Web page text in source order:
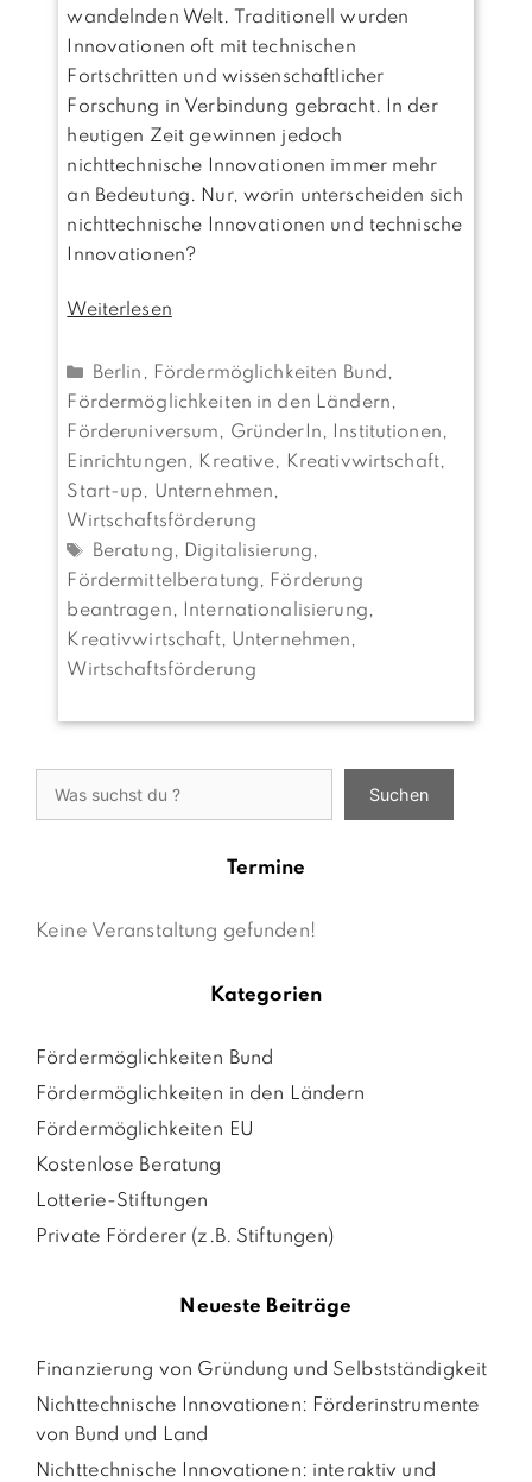
wandelnden Welt. Traditionell wurden
Innovationen oft mit technischen
Fortschritten und wissenschaftlicher
Forschung in Verbindung gebracht. In der
heutigen Zeit gewinnen jedoch
nichttechnische Innovationen immer mehr
an Bedeutung. Nur, worin unterscheiden sich
nichttechnische Innovationen und technische
Innovationen?
Weiterlesen
Kategorien
Berlin , Fördermöglichkeiten Bund ,
Fördermöglichkeiten in den Ländern,
Förderuniversum, GründerIn,
Institutionen,
Einrichtungen, Kreative, Kreativwirtschaft,
Start-up, Unternehmen,
Wirtschaftsförderung
Schlagwörter
Beratung, Digitalisierung,
Fördermittelberatung, Förderung
beantragen, Internationalisierung,
Kreativwirtschaft, Unternehmen,
Wirtschaftsförderung
Suchen
Termine
Keine Veranstaltung gefunden!
Kategorien
Fördermöglichkeiten Bund
Fördermöglichkeiten in den Ländern
Fördermöglichkeiten EU
Kostenlose Beratung
Lotterie-Stiftungen
Private Förderer (z.B. Stiftungen)
Neueste Beiträge
Finanzierung von Gründung und Selbstständigkeit
Nichttechnische Innovationen: Förderinstrumente
von Bund und Land
Nichttechnische Innovationen: interaktiv und